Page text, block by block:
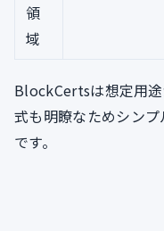
領
域
BlockCertsは想定用
式も明瞭なためシン
です。